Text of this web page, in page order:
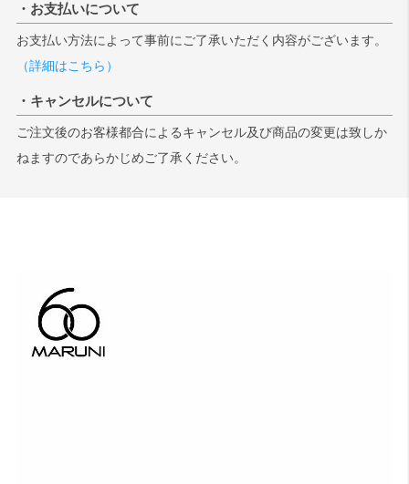
・お支払いについて
お支払い方法によって事前にご了承いただく内容がございます。
（詳細はこちら）
・キャンセルについて
ご注文後のお客様都合によるキャンセル及び商品の変更は致しか
ねますのであらかじめご了承ください。